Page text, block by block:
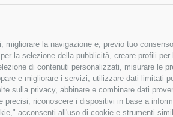
la navigazione e, previo tuo
la selezione della pubblicità, creare profili per
di contenuti personalizzati, misurare le
e migliorare i servizi, utilizzare dati limitati
sulla privacy, abbinare e combinare dati
riconoscere i dispositivi in base a
acconsenti all'uso di cookie e strumenti